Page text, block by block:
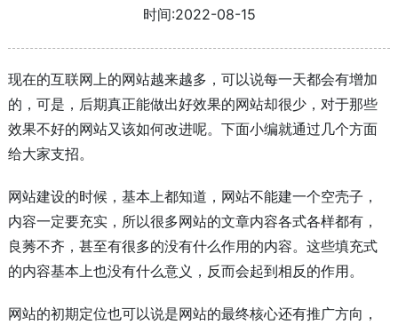
时间:2022-08-15
现在的互联网上的网站越来越多，可以说每一天都会有增加
的，可是，后期真正能做出好效果的网站却很少，对于那些
效果不好的网站又该如何改进呢。下面小编就通过几个方面
给大家支招。
网站建设的时候，基本上都知道，网站不能建一个空壳子，
内容一定要充实，所以很多网站的文章内容各式各样都有，
良莠不齐，甚至有很多的没有什么作用的内容。这些填充式
的内容基本上也没有什么意义，反而会起到相反的作用。
网站的初期定位也可以说是网站的最终核心还有推广方向，